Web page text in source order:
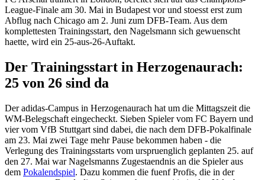
League-Finale am 30. Mai in Budapest vor und stoesst erst zum
Abflug nach Chicago am 2. Juni zum DFB-Team. Aus dem
komplettesten Trainingsstart, den Nagelsmann sich gewuenscht
haette, wird ein 25-aus-26-Auftakt.
Der Trainingsstart in Herzogenaurach:
25 von 26 sind da
Der adidas-Campus in Herzogenaurach hat um die Mittagszeit die
WM-Belegschaft eingecheckt. Sieben Spieler vom FC Bayern und
vier vom VfB Stuttgart sind dabei, die nach dem DFB-Pokalfinale
am 23. Mai zwei Tage mehr Pause bekommen haben - die
Verlegung des Trainingsstarts vom urspruenglich geplanten 25. auf
den 27. Mai war Nagelsmanns Zugestaendnis an die Spieler aus
dem Pokalendspiel. Dazu kommen die fuenf Profis, die in der